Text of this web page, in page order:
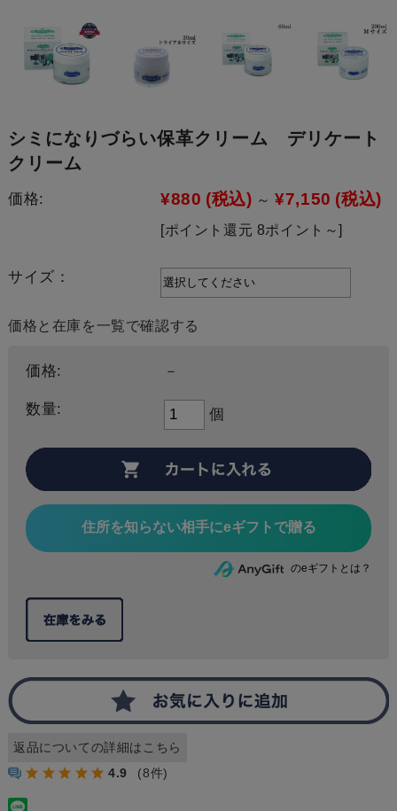
シミになりづらい保革クリーム デリケート
クリーム
価格: ¥880 (税込) ～ ¥7,150 (税込)
[ポイント還元 8ポイント～]
サイズ：
価格と在庫を一覧で確認する
価格: －
数量: 個
住所を知らない相手にeギフトで贈る
のeギフトとは？
返品についての詳細はこちら
4.9
(8件)